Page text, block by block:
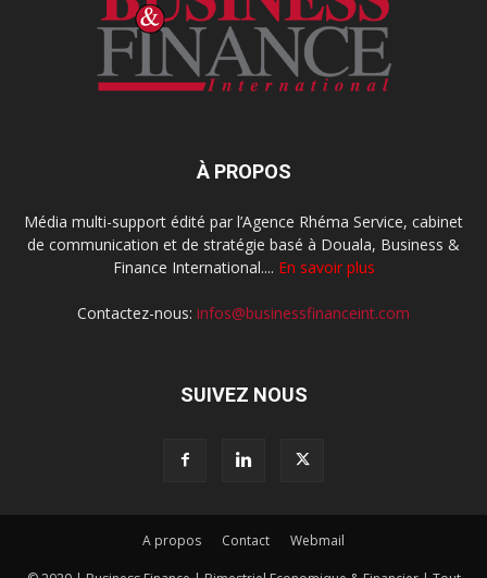
À PROPOS
Média multi-support édité par l’Agence Rhéma Service, cabinet
de communication et de stratégie basé à Douala, Business &
Finance International.... En savoir plus
Contactez-nous: infos@businessfinanceint.com
SUIVEZ NOUS
A propos Contact Webmail